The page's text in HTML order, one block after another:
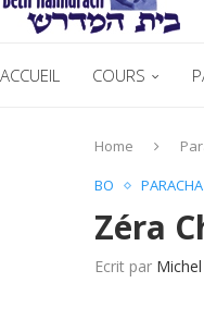
ACCUEIL COURS
Home
BO
Zéra
Ecrit par